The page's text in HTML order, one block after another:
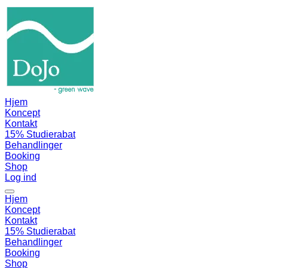
Hjem
Koncept
Kontakt
15% Studierabat
Behandlinger
Booking
Shop
Log ind
Hjem
Koncept
Kontakt
15% Studierabat
Behandlinger
Booking
Shop